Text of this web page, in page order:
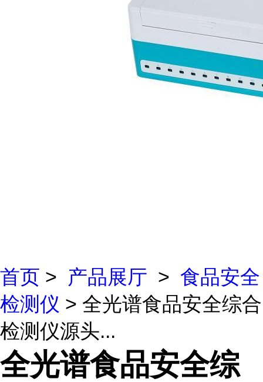
首页 > 产品展厅 > 食品安全
检测仪 > 全光谱食品安全综合
检测仪源头...
全光谱食品安全综